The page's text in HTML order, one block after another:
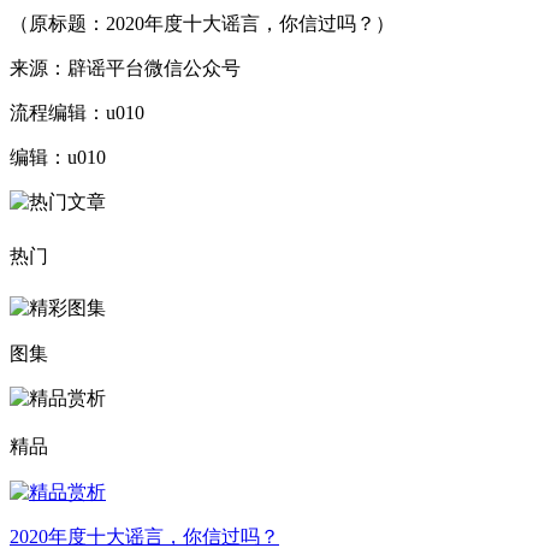
（原标题：2020年度十大谣言，你信过吗？）
来源：辟谣平台微信公众号
流程编辑：u010
编辑：u010
热门
图集
精品
2020年度十大谣言，你信过吗？